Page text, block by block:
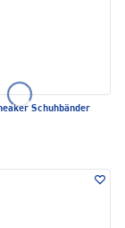
Schuhbänder